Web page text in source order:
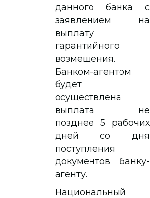
данного банка с
заявлением на
выплату
гарантийного
возмещения.
Банком-агентом
будет
осуществлена
выплата не
позднее 5 рабочих
дней со дня
поступления
документов банку-
агенту.
Национальный